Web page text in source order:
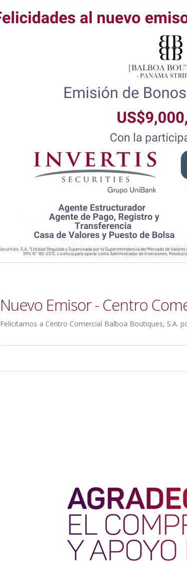
Nuevo Emisor - Centro
Felicitamos a Centro Comercial Balboa Boutiques, S.A.